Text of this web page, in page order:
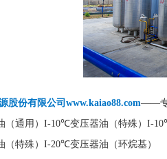
股份有限公司www.kaiao88.com——专
（通用）I-10℃变压器油（特殊）I-
特殊）I-20℃变压器油（环烷基）